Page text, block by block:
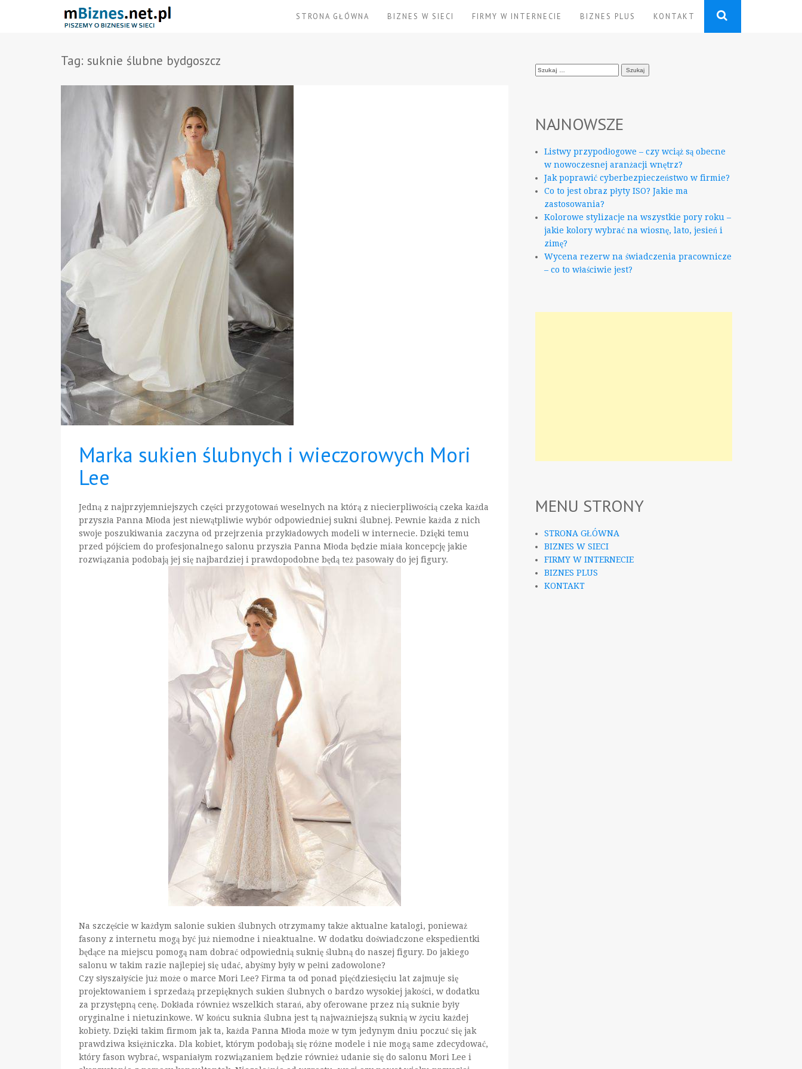
STRONA GŁÓWNA BIZNES W SIECI FIRMY W INTERNECIE BIZNES PLUS KONTAKT
Tag: suknie ślubne bydgoszcz
Marka sukien ślubnych i wieczorowych Mori
Lee
Jedną z najprzyjemniejszych części przygotowań weselnych na którą z niecierpliwością czeka każda
przyszła Panna Młoda jest niewątpliwie wybór odpowiedniej sukni ślubnej. Pewnie każda z nich
swoje poszukiwania zaczyna od przejrzenia przykładowych modeli w internecie. Dzięki temu
przed pójściem do profesjonalnego salonu przyszła Panna Młoda będzie miała koncepcję jakie
rozwiązania podobają jej się najbardziej i prawdopodobne będą też pasowały do jej figury.
Na szczęście w każdym salonie sukien ślubnych otrzymamy także aktualne katalogi, ponieważ
fasony z internetu mogą być już niemodne i nieaktualne. W dodatku doświadczone ekspedientki
będące na miejscu pomogą nam dobrać odpowiednią suknię ślubną do naszej figury. Do jakiego
salonu w takim razie najlepiej się udać, abyśmy były w pełni zadowolone?
Czy słyszałyście już może o marce Mori Lee? Firma ta od ponad pięćdziesięciu lat zajmuje się
projektowaniem i sprzedażą przepięknych sukien ślubnych o bardzo wysokiej jakości, w dodatku
za przystępną cenę. Dokłada również wszelkich starań, aby oferowane przez nią suknie były
oryginalne i nietuzinkowe. W końcu suknia ślubna jest tą najważniejszą suknią w życiu każdej
kobiety. Dzięki takim firmom jak ta, każda Panna Młoda może w tym jedynym dniu poczuć się jak
prawdziwa księżniczka. Dla kobiet, którym podobają się różne modele i nie mogą same zdecydować,
który fason wybrać, wspaniałym rozwiązaniem będzie również udanie się do salonu Mori Lee i
Szukaj:
NAJNOWSZE
Listwy przypodłogowe – czy wciąż są obecne
w nowoczesnej aranżacji wnętrz?
Jak poprawić cyberbezpieczeństwo w firmie?
Co to jest obraz płyty ISO? Jakie ma
zastosowania?
Kolorowe stylizacje na wszystkie pory roku –
jakie kolory wybrać na wiosnę, lato, jesień i
zimę?
Wycena rezerw na świadczenia pracownicze
– co to właściwie jest?
MENU STRONY
STRONA GŁÓWNA
BIZNES W SIECI
FIRMY W INTERNECIE
BIZNES PLUS
KONTAKT